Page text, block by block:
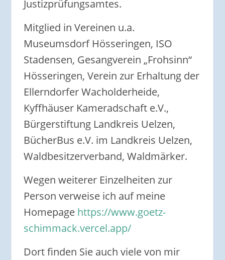
Justizprüfungsamtes.
Mitglied in Vereinen u.a.
Museumsdorf Hösseringen, ISO
Stadensen, Gesangverein „Frohsinn“
Hösseringen, Verein zur Erhaltung der
Ellerndorfer Wacholderheide,
Kyffhäuser Kameradschaft e.V.,
Bürgerstiftung Landkreis Uelzen,
BücherBus e.V. im Landkreis Uelzen,
Waldbesitzerverband, Waldmärker.
Wegen weiterer Einzelheiten zur
Person verweise ich auf meine
Homepage https://www.goetz-
schimmack.vercel.app/
Dort finden Sie auch viele von mir